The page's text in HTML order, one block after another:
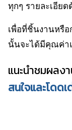
ทุกๆ รายละเอียด
เพื่อที่ชิ้นงานหรื
นั้นจะได้มีคุณค่า
แนะนำชมผลง
สนใจและโดดเ